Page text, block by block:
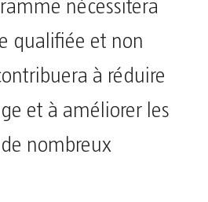
nécessitera
qualifiée et non
à réduire
et à améliorer les
nombreux